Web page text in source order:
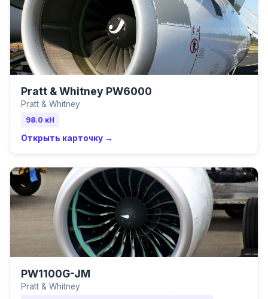
Pratt & Whitney PW6000
Pratt & Whitney
98.0 кН
Открыть карточку →
PW1100G-JM
Pratt & Whitney